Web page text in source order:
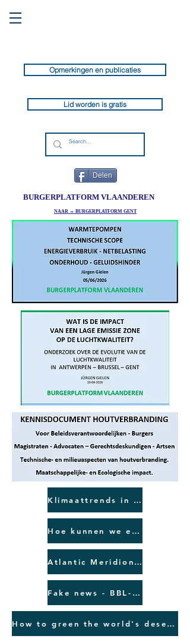
Opmerkingen en publicaties
Lid worden is gratis
Delen
BURGERPLATFORM VLAANDEREN
NAAR → BURGERPLATFORM GENT
Klimaattrends in België en Europa
Hoe kunnen we een klimaatramp vermijden. Bill Gates
Atlantic Meridional Overturing Circulation - AMOC
Fake news - BBL-VRT-Greenpeace -BRAL
How to green the world's deserts and reverse climate change | Allan Savory